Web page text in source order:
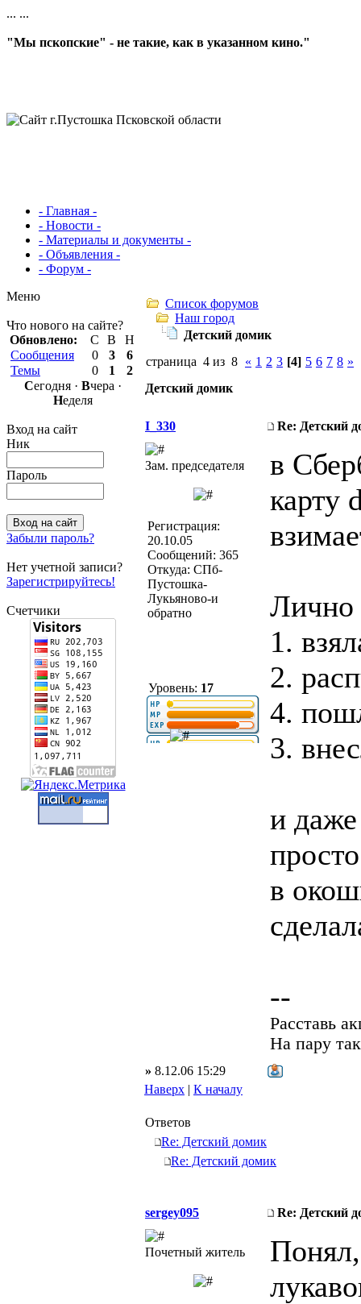
... ...
"Мы пскопские" - не такие, как в указанном кино."
- Главная -
- Новости -
- Материалы и документы -
- Объявления -
- Форум -
Меню
Что нового на сайте?
Обновлено:
С В
Н
Сообщения
0 3
6
Темы
0 1
2
Сегодня · Вчера ·
Неделя
Вход на сайт
Ник
Пароль
Забыли пароль?
Нет учетной записи?
Зарегистрируйтесь!
Счетчики
Список форумов
Наш город
Детский домик
страница 4 из 8 « 1 2 3 [4] 5 6 7 8 »
Детский домик
I_330 Re: Детский
Зам. председателя
Регистрация:
20.10.05
Сообщений: 365
Откуда: СПб-
Пустошка-
Лукьяново-и
обратно
Уровень: 17
в
карту
Лично
1.
2.
4.
3.
и
в
--
Расставь
На пару
» 8.12.06 15:29
Наверх | К началу
Ответов
Re: Детский домик
Re: Детский домик
sergey095 Re: Детский
Почетный житель